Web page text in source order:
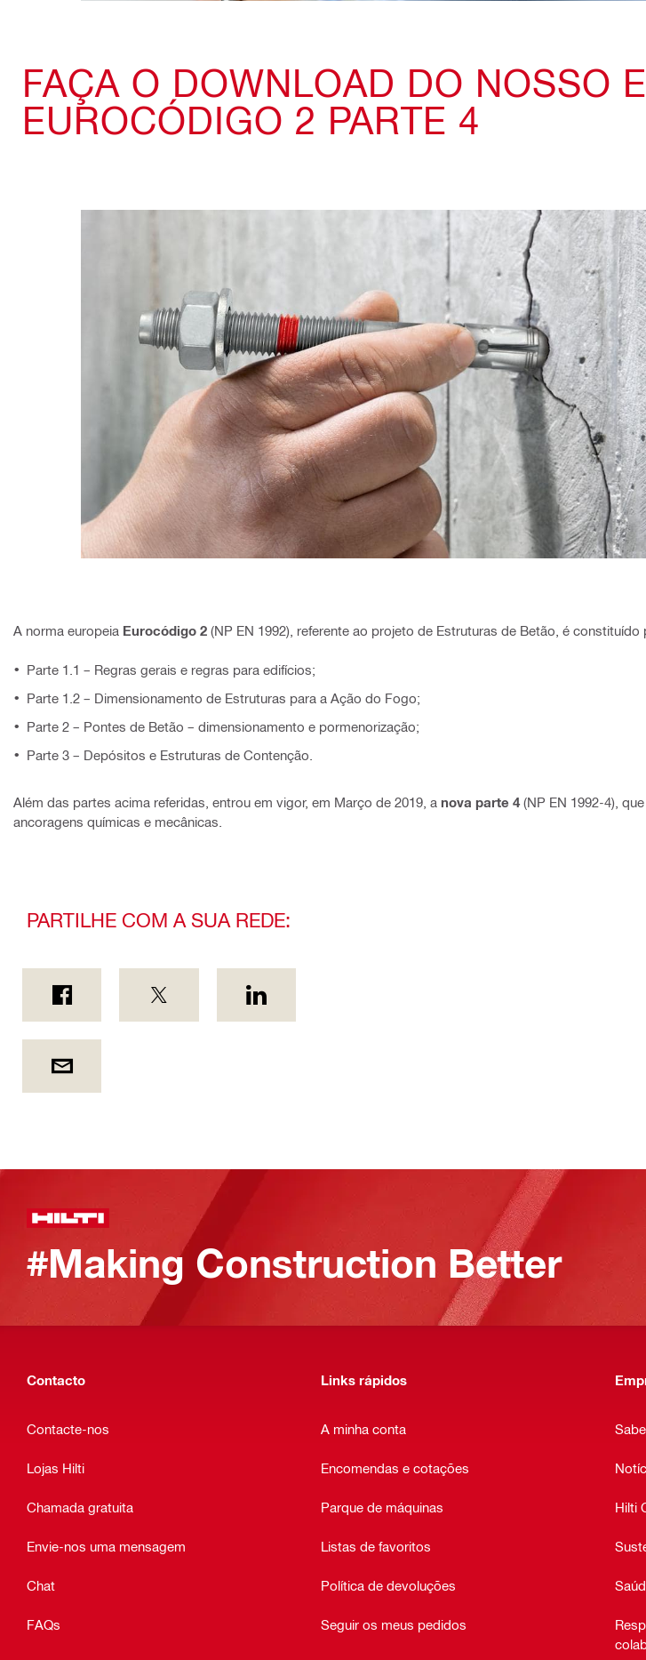
FAÇA O DOWNLOAD DO NOSSO
EUROCÓDIGO 2 PARTE 4
A norma europeia Eurocódigo 2 (NP EN 1992), referente ao projeto de Estruturas de Betão, é
Parte 1.1 – Regras gerais e regras para edifícios;
Parte 1.2 – Dimensionamento de Estruturas para a Ação do Fogo;
Parte 2 – Pontes de Betão – dimensionamento e pormenorização;
Parte 3 – Depósitos e Estruturas de Contenção.
Além das partes acima referidas, entrou em vigor, em Março de 2019, a nova parte 4(NP EN 1992-4),
ancoragens químicas e mecânicas.
PARTILHE COM A SUA REDE:
#Making Construction Better
Contacto
Contacte-nos
Lojas Hilti
Chamada gratuita
Envie-nos uma mensagem
Chat
FAQs
Links rápidos
A minha conta
Encomendas e cotações
Parque de máquinas
Listas de favoritos
Política de devoluções
Seguir os meus pedidos
Hilti